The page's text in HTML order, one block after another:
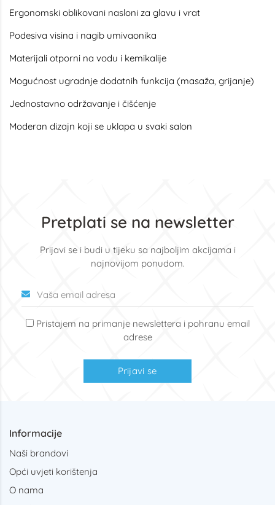
Ergonomski oblikovani nasloni za glavu i vrat
Podesiva visina i nagib umivaonika
Materijali otporni na vodu i kemikalije
Mogućnost ugradnje dodatnih funkcija (masaža, grijanje)
Jednostavno održavanje i čišćenje
Moderan dizajn koji se uklapa u svaki salon
Pretplati se na newsletter
Prijavi se i budi u tijeku sa najboljim akcijama i
najnovijom ponudom.
Pristajem na primanje newslettera i pohranu email
adrese
Prijavi se
Informacije
Naši brandovi
Opći uvjeti korištenja
O nama